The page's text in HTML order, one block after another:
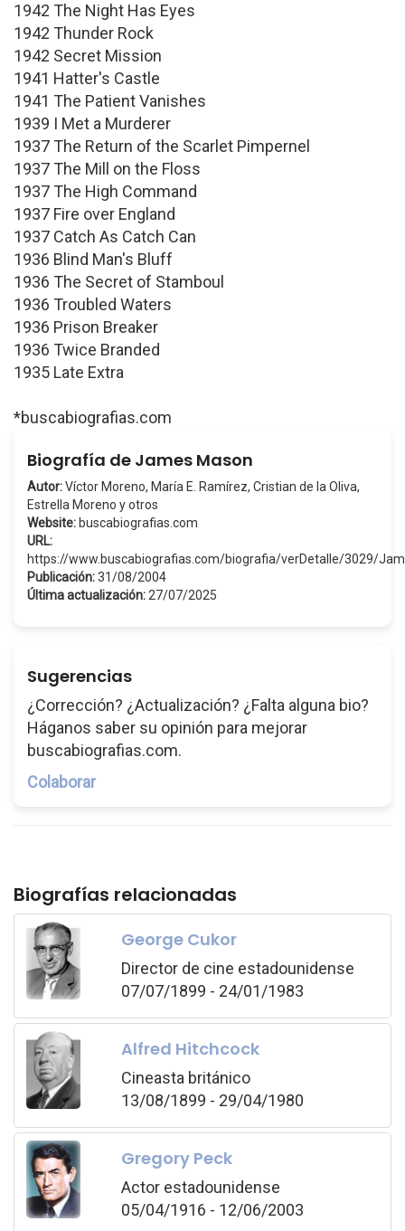
1942 The Night Has Eyes
1942 Thunder Rock
1942 Secret Mission
1941 Hatter's Castle
1941 The Patient Vanishes
1939 I Met a Murderer
1937 The Return of the Scarlet Pimpernel
1937 The Mill on the Floss
1937 The High Command
1937 Fire over England
1937 Catch As Catch Can
1936 Blind Man's Bluff
1936 The Secret of Stamboul
1936 Troubled Waters
1936 Prison Breaker
1936 Twice Branded
1935 Late Extra
*buscabiografias.com
Biografía de James Mason
Autor:Víctor Moreno, María E. Ramírez, Cristian de la Oliva,
Estrella Moreno y otros
Website: buscabiografias.com
URL:
https://www.buscabiografias.com/biografia/verDetalle/3029/
Publicación:31/08/2004
Última actualización: 27/07/2025
Sugerencias
¿Corrección? ¿Actualización? ¿Falta alguna bio?
Háganos saber su opinión para mejorar
buscabiografias.com.
Colaborar
Biografías relacionadas
George Cukor
Director de cine estadounidense
07/07/1899 - 24/01/1983
Alfred Hitchcock
Cineasta británico
13/08/1899 - 29/04/1980
Gregory Peck
Actor estadounidense
05/04/1916 - 12/06/2003